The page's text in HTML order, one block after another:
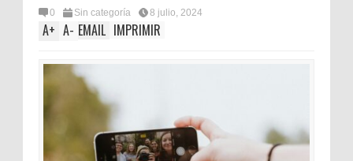
0 Sin categoría 8 julio, 2024
A+ A- EMAIL IMPRIMIR